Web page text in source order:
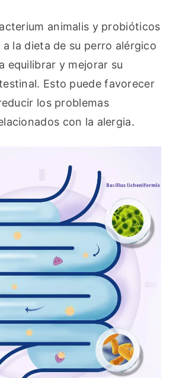
animalis y probióticos
la dieta de su perro alérgico
equilibrar y mejorar su
Esto puede favorecer
los problemas
con la alergia.